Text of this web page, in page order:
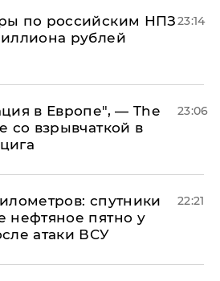
по российским НПЗ
рублей
23:14
в Европе", — The
со взрывчаткой в
23:06
спутники
нефтяное пятно у
атаки ВСУ
22:21